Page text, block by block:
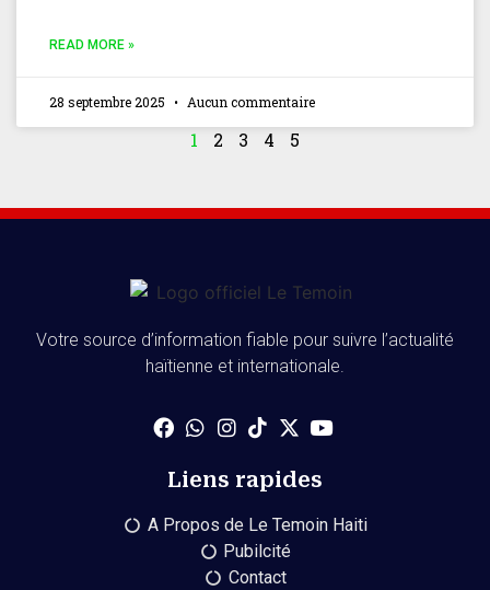
READ MORE »
28 septembre 2025 Aucun commentaire
1 2 3 4 5
Votre source d’information fiable pour suivre l’actualité
haïtienne et internationale.
Liens rapides
A Propos de Le Temoin Haiti
Pubilcité
Contact